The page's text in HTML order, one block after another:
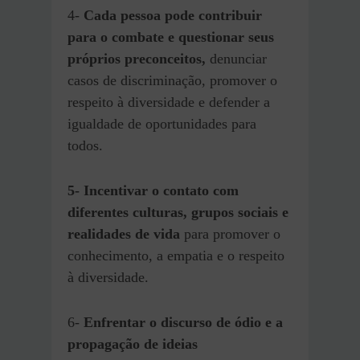
4- Cada pessoa pode contribuir
para o combate e questionar seus
próprios preconceitos, denunciar
casos de discriminação, promover o
respeito à diversidade e defender a
igualdade de oportunidades para
todos.
5- Incentivar o contato com
diferentes culturas, grupos sociais e
realidades de vida para promover o
conhecimento, a empatia e o respeito
à diversidade.
6- Enfrentar o discurso de ódio e a
propagação de ideias